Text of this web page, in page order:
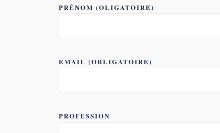
PRÉNOM (OLIGATOIRE)
EMAIL (OBLIGATOIRE)
PROFESSION